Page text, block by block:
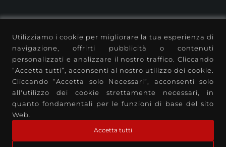
Utilizziamo i cookie per migliorare la tua esperienza di
navigazione, offrirti pubblicità o contenuti
personalizzati e analizzare il nostro traffico. Cliccando
“Accetta tutti”, acconsenti al nostro utilizzo dei cookie.
Cliccando “Accetta solo Necessari”, acconsenti solo
all'utilizzo dei cookie strettamente necessari, in
quanto fondamentali per le funzioni di base del sito
Web.
Accetta tutti
Viale della Navigazione Interna, 51/A – 35129
Padova – Italia
tel. +39 049 8594684 – fax +39 049 8594834
p.i. e c.f. 04424420281
n. reg. impr. PD – 388485